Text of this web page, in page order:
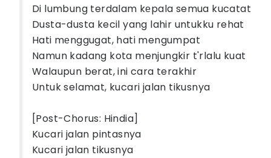
Di lumbung terdalam kеpala semua kucatat
Dusta-dusta kecil yang lahir untukku rehat
Hati mеnggugat, hati mengumpat
Namun kadang kota menjungkir t'rlalu kuat
Walaupun berat, ini cara terakhir
Untuk selamat, kucari jalan tikusnya
[Post-Chorus: Hindia]
Kucari jalan pintasnya
Kucari jalan tikusnya